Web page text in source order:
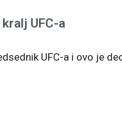
UFC-a
UFC-a i ovo je